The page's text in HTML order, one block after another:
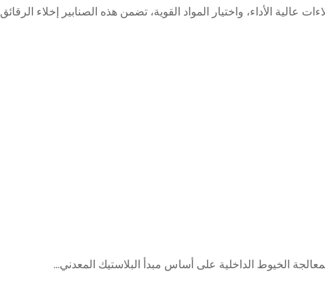
عالية الأداء، واختيار المواد القوية، تضمن هذه الصنابير إخلاء الرقائق
الخيوط الداخلية على أساس مبدأ البلاستيك المعدني...